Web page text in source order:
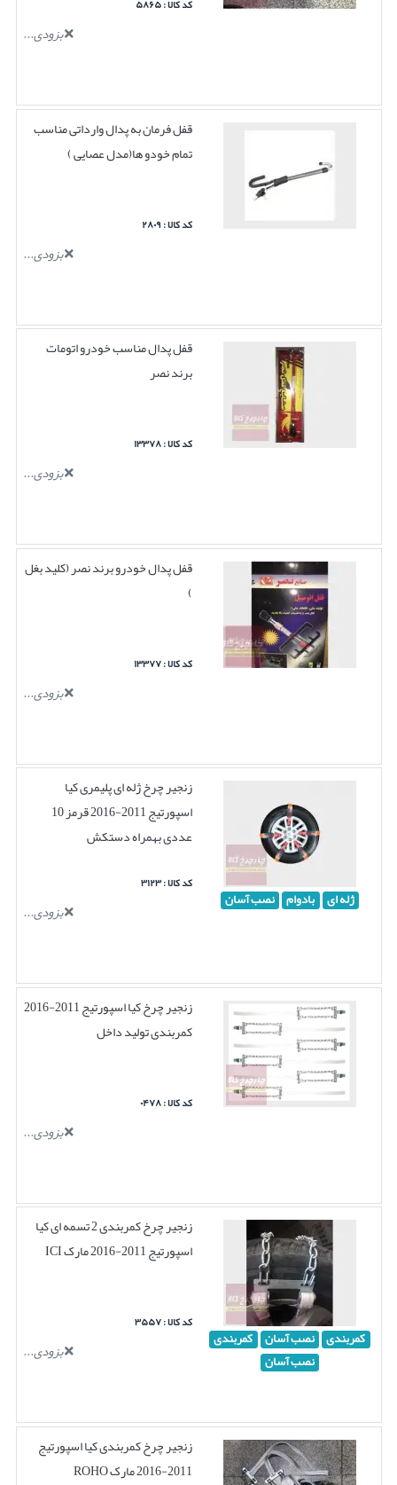
کد کالا : ۵۸۶۵
بزودی...
قفل فرمان به پدال وارداتی مناسب
تمام خودو ها(مدل عصایی )
کد کالا : ۲۸۰۹
بزودی...
قفل پدال مناسب خودرو اتومات
برند نصر
کد کالا : ۱۳۳۷۸
بزودی...
قفل پدال خودرو برند نصر (کلید بغل
)
کد کالا : ۱۳۳۷۷
بزودی...
ژله ای بادوام نصب آسان
زنجیر چرخ ژله ای پلیمری کیا
اسپورتیج 2011-2016 قرمز 10
عددی بهمراه دستکش
کد کالا : ۳۱۲۳
بزودی...
زنجیر چرخ کیا اسپورتیج 2011-2016
کمربندی تولید داخل
کد کالا : ۰۴۷۸
بزودی...
کمربندی نصب آسان کمربندی
نصب آسان
زنجیر چرخ کمربندی 2 تسمه ای کیا
اسپورتیج 2011-2016 مارک ICI
کد کالا : ۳۵۵۷
بزودی...
زنجیر چرخ کمربندی کیا اسپورتیج
2011-2016 مارک ROHO